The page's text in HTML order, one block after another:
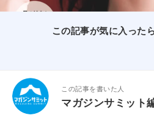
この記事が気に入った
この記事を書いた人
マガジンサミット